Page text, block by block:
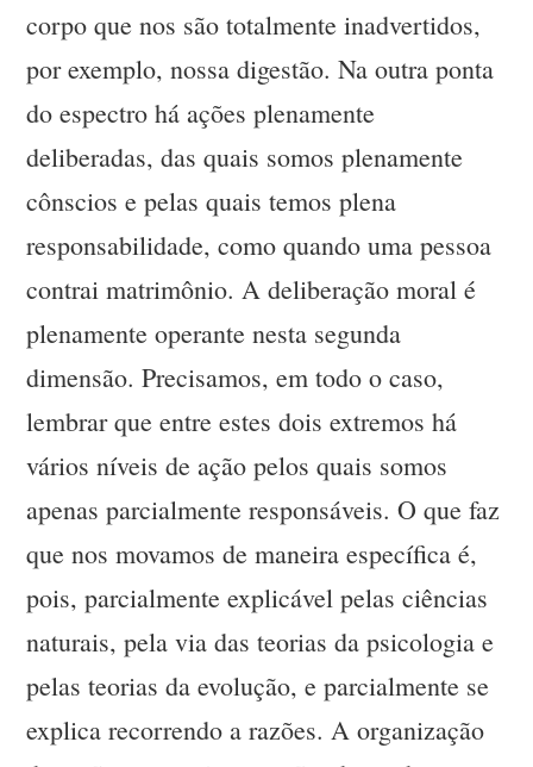
corpo que nos são totalmente inadvertidos,
por exemplo, nossa digestão. Na outra ponta
do espectro há ações plenamente
deliberadas, das quais somos plenamente
cônscios e pelas quais temos plena
responsabilidade, como quando uma pessoa
contrai matrimônio. A deliberação moral é
plenamente operante nesta segunda
dimensão. Precisamos, em todo o caso,
lembrar que entre estes dois extremos há
vários níveis de ação pelos quais somos
apenas parcialmente responsáveis. O que faz
que nos movamos de maneira específica é,
pois, parcialmente explicável pelas ciências
naturais, pela via das teorias da psicologia e
pelas teorias da evolução, e parcialmente se
explica recorrendo a razões. A organização